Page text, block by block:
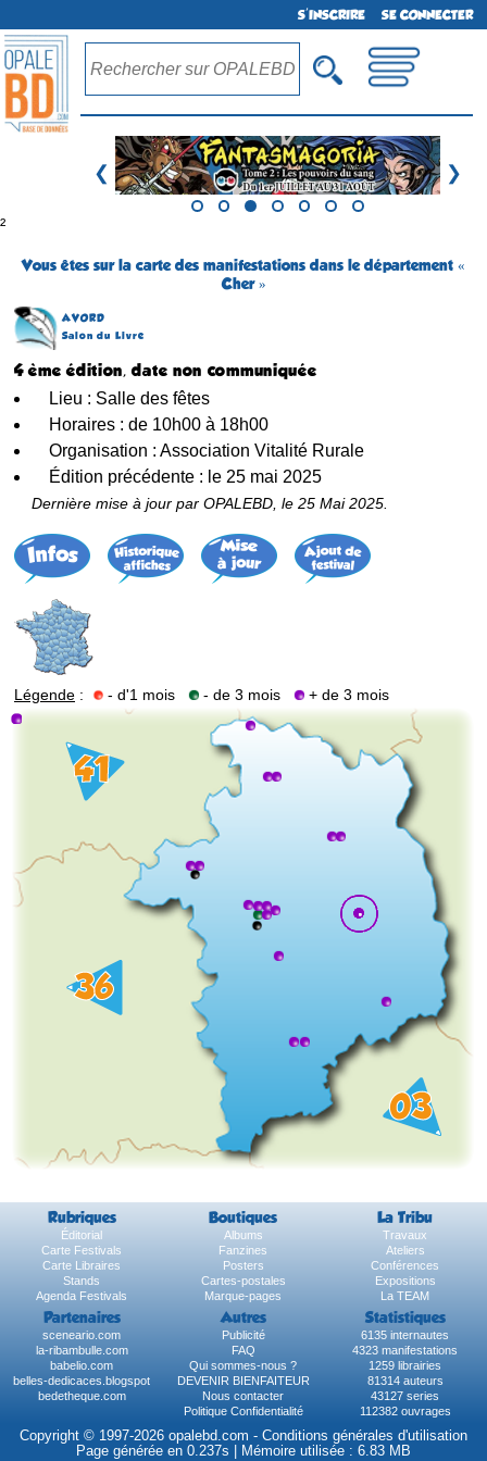
S'INSCRIRE SE CONNECTER
❮ ❯
²
Vous êtes sur la carte des manifestations dans le département «
Cher »
AVORD
Salon du Livre
4 ème édition, date non communiquée
Lieu : Salle des fêtes
Horaires : de 10h00 à 18h00
Organisation : Association Vitalité Rurale
Édition précédente : le 25 mai 2025
Dernière mise à jour par OPALEBD, le 25 Mai 2025.
Légende : - d'1 mois - de 3 mois + de 3 mois
Rubriques Boutiques La Tribu
Éditorial Albums
Travaux
Carte Festivals
Fanzines
Ateliers
Carte Libraires
Posters
Conférences
Stands
Cartes-postales
Expositions
Agenda Festivals
Marque-pages La TEAM
Partenaires Autres Statistiques
sceneario.com Publicité
6135 internautes
la-ribambulle.com
FAQ
4323 manifestations
babelio.com
Qui sommes-nous ?
1259 librairies
belles-dedicaces.blogspot
DEVENIR BIENFAITEUR
81314 auteurs
bedetheque.com
Nous contacter
43127 series
Politique Confidentialité
112382 ouvrages
Copyright © 1997-2026 opalebd.com - Conditions générales d'utilisation
Page générée en 0.237s | Mémoire utilisée : 6.83 MB